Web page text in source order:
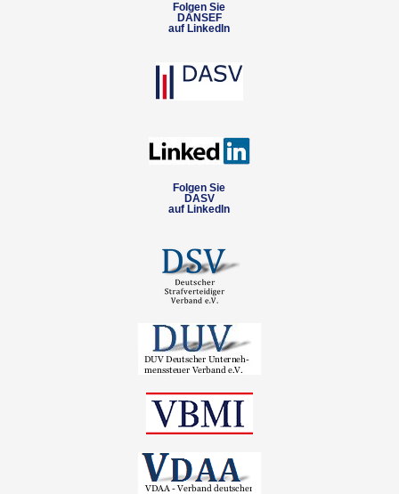
Folgen Sie
DANSEF
auf LinkedIn
Folgen Sie
DASV
auf LinkedIn